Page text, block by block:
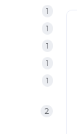
1
1
1
1
1
2